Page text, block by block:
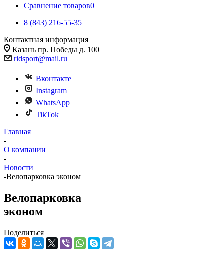
Сравнение товаров0
8 (843) 216-55-35
Контактная информация
Казань пр. Победы д. 100
ridsport@mail.ru
Вконтакте
Instagram
WhatsApp
TikTok
Главная
-
О компании
-
Новости
-Велопарковка эконом
Велопарковка
эконом
Поделиться